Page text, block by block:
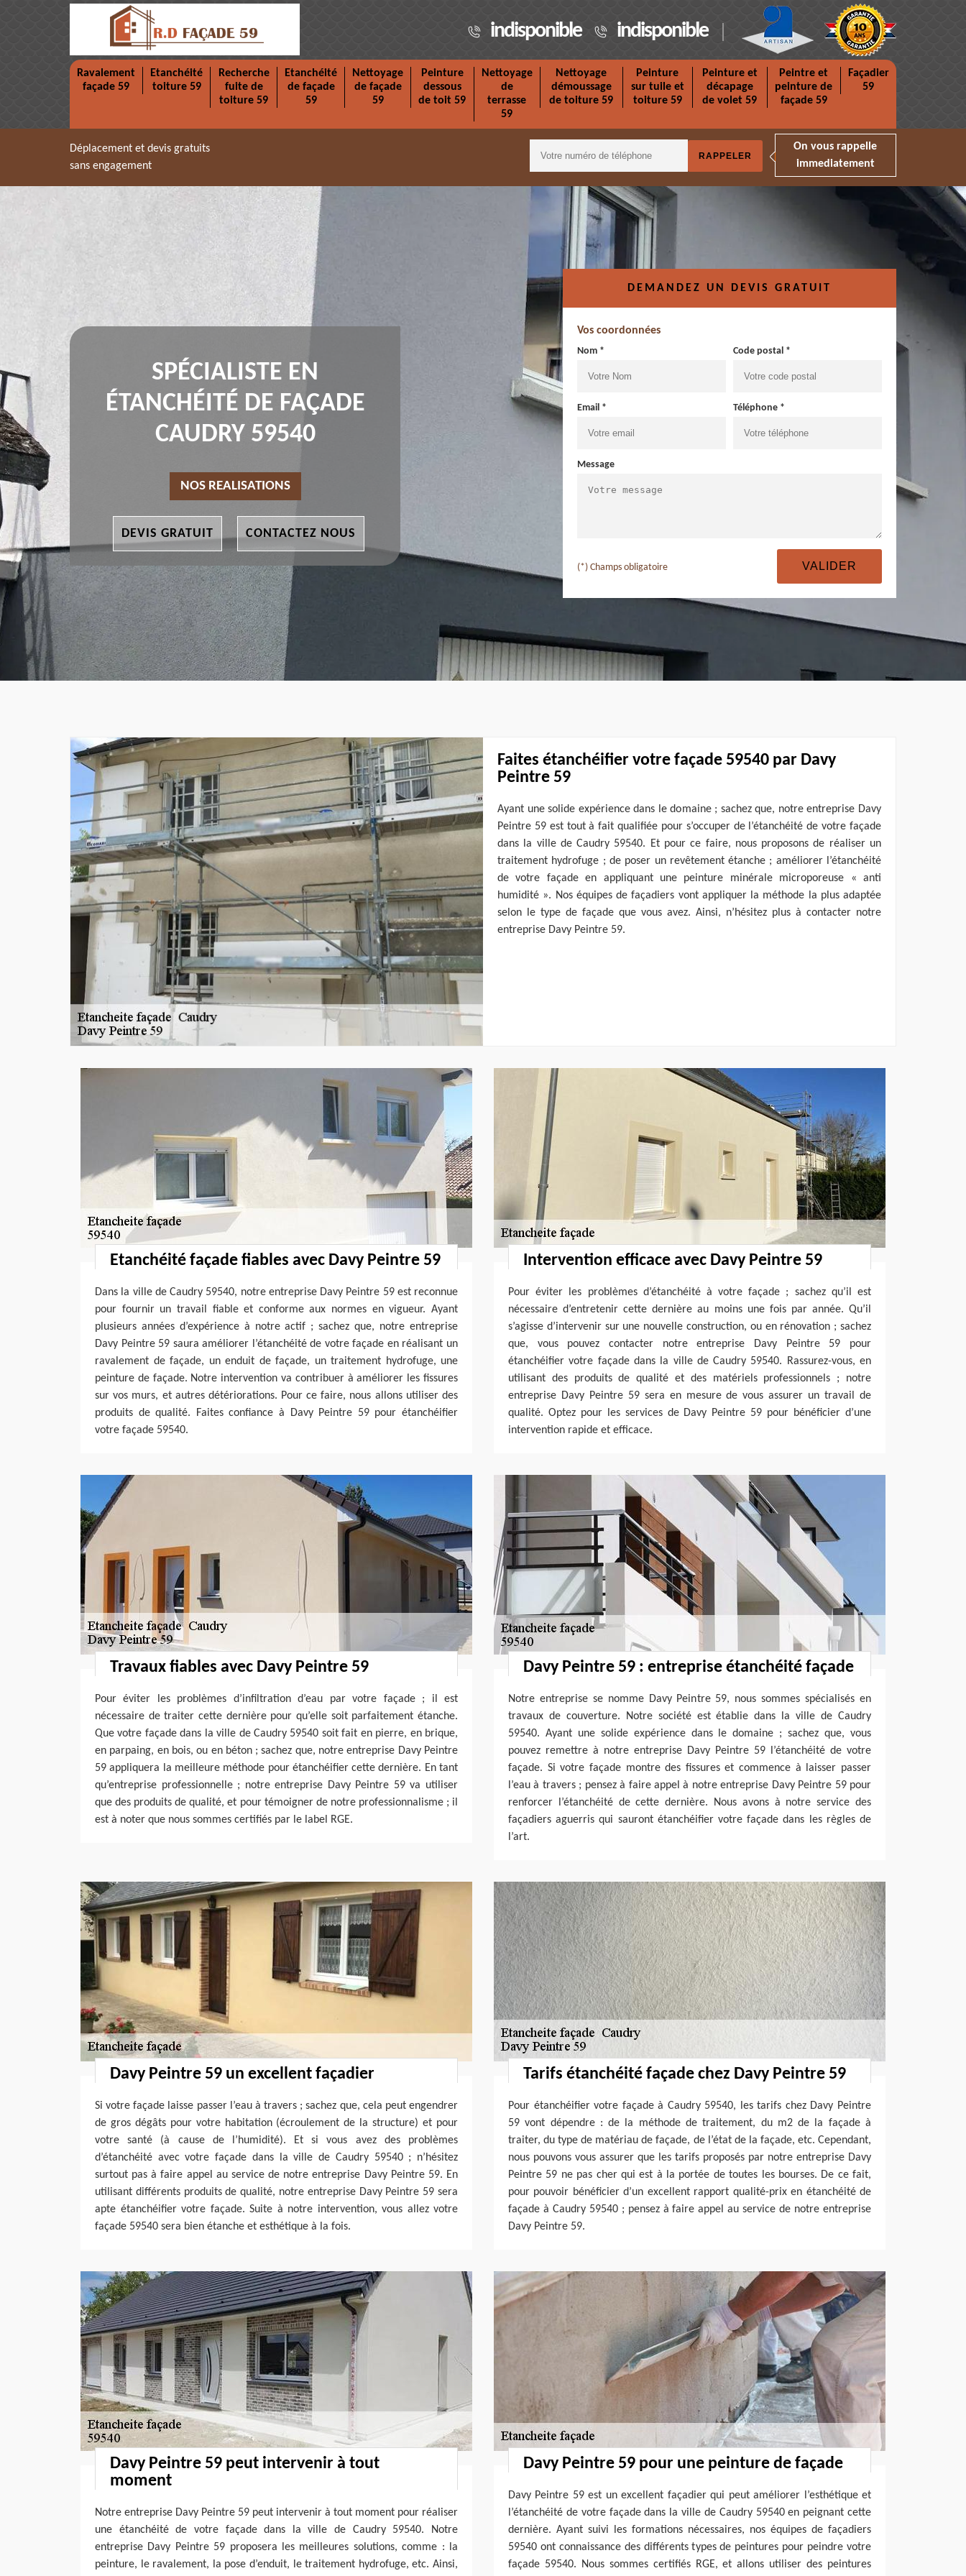
indisponible indisponible
Ravalement
façade 59
Etanchéité
toiture 59
Recherche
fuite de
toiture 59
Etanchéité
de façade
59
Nettoyage
de façade
59
Peinture
dessous
de toit 59
Nettoyage
de
terrasse
59
Nettoyage
démoussage
de toiture 59
Peinture
sur tuile et
toiture 59
Peinture et
décapage
de volet 59
Peintre et
peinture de
façade 59
Façadier
59
Déplacement et devis gratuits
sans engagement
On vous rappelle
immediatement
SPÉCIALISTE EN
ÉTANCHÉITÉ DE FAÇADE
CAUDRY 59540
NOS REALISATIONS
DEVIS GRATUIT CONTACTEZ NOUS
DEMANDEZ UN DEVIS GRATUIT
Vos coordonnées
Nom * Code postal *
Email * Téléphone *
Message
(*) Champs obligatoire
Faites étanchéifier votre façade 59540 par Davy
Peintre 59
Ayant une solide expérience dans le domaine ; sachez que, notre entreprise Davy
Peintre 59 est tout à fait qualifiée pour s’occuper de l’étanchéité de votre façade
dans la ville de Caudry 59540. Et pour ce faire, nous proposons de réaliser un
traitement hydrofuge ; de poser un revêtement étanche ; améliorer l’étanchéité
de votre façade en appliquant une peinture minérale microporeuse « anti
humidité ». Nos équipes de façadiers vont appliquer la méthode la plus adaptée
selon le type de façade que vous avez. Ainsi, n’hésitez plus à contacter notre
entreprise Davy Peintre 59.
Etanchéité façade fiables avec Davy Peintre 59
Dans la ville de Caudry 59540, notre entreprise Davy Peintre 59 est reconnue
pour fournir un travail fiable et conforme aux normes en vigueur. Ayant
plusieurs années d’expérience à notre actif ; sachez que, notre entreprise
Davy Peintre 59 saura améliorer l’étanchéité de votre façade en réalisant un
ravalement de façade, un enduit de façade, un traitement hydrofuge, une
peinture de façade. Notre intervention va contribuer à améliorer les fissures
sur vos murs, et autres détériorations. Pour ce faire, nous allons utiliser des
produits de qualité. Faites confiance à Davy Peintre 59 pour étanchéifier
votre façade 59540.
Intervention efficace avec Davy Peintre 59
Pour éviter les problèmes d’étanchéité à votre façade ; sachez qu’il est
nécessaire d’entretenir cette dernière au moins une fois par année. Qu’il
s’agisse d’intervenir sur une nouvelle construction, ou en rénovation ; sachez
que, vous pouvez contacter notre entreprise Davy Peintre 59 pour
étanchéifier votre façade dans la ville de Caudry 59540. Rassurez-vous, en
utilisant des produits de qualité et des matériels professionnels ; notre
entreprise Davy Peintre 59 sera en mesure de vous assurer un travail de
qualité. Optez pour les services de Davy Peintre 59 pour bénéficier d’une
intervention rapide et efficace.
Travaux fiables avec Davy Peintre 59
Pour éviter les problèmes d’infiltration d’eau par votre façade ; il est
nécessaire de traiter cette dernière pour qu’elle soit parfaitement étanche.
Que votre façade dans la ville de Caudry 59540 soit fait en pierre, en brique,
en parpaing, en bois, ou en béton ; sachez que, notre entreprise Davy Peintre
59 appliquera la meilleure méthode pour étanchéifier cette dernière. En tant
qu’entreprise professionnelle ; notre entreprise Davy Peintre 59 va utiliser
que des produits de qualité, et pour témoigner de notre professionnalisme ; il
est à noter que nous sommes certifiés par le label RGE.
Davy Peintre 59 : entreprise étanchéité façade
Notre entreprise se nomme Davy Peintre 59, nous sommes spécialisés en
travaux de couverture. Notre société est établie dans la ville de Caudry
59540. Ayant une solide expérience dans le domaine ; sachez que, vous
pouvez remettre à notre entreprise Davy Peintre 59 l’étanchéité de votre
façade. Si votre façade montre des fissures et commence à laisser passer
l’eau à travers ; pensez à faire appel à notre entreprise Davy Peintre 59 pour
renforcer l’étanchéité de cette dernière. Nous avons à notre service des
façadiers aguerris qui sauront étanchéifier votre façade dans les règles de
l’art.
Davy Peintre 59 un excellent façadier
Si votre façade laisse passer l’eau à travers ; sachez que, cela peut engendrer
de gros dégâts pour votre habitation (écroulement de la structure) et pour
votre santé (à cause de l’humidité). Et si vous avez des problèmes
d’étanchéité avec votre façade dans la ville de Caudry 59540 ; n’hésitez
surtout pas à faire appel au service de notre entreprise Davy Peintre 59. En
utilisant différents produits de qualité, notre entreprise Davy Peintre 59 sera
apte étanchéifier votre façade. Suite à notre intervention, vous allez votre
façade 59540 sera bien étanche et esthétique à la fois.
Tarifs étanchéité façade chez Davy Peintre 59
Pour étanchéifier votre façade à Caudry 59540, les tarifs chez Davy Peintre
59 vont dépendre : de la méthode de traitement, du m2 de la façade à
traiter, du type de matériau de façade, de l’état de la façade, etc. Cependant,
nous pouvons vous assurer que les tarifs proposés par notre entreprise Davy
Peintre 59 ne pas cher qui est à la portée de toutes les bourses. De ce fait,
pour pouvoir bénéficier d’un excellent rapport qualité-prix en étanchéité de
façade à Caudry 59540 ; pensez à faire appel au service de notre entreprise
Davy Peintre 59.
Davy Peintre 59 peut intervenir à tout
moment
Notre entreprise Davy Peintre 59 peut intervenir à tout moment pour réaliser
une étanchéité de votre façade dans la ville de Caudry 59540. Notre
entreprise Davy Peintre 59 proposera les meilleures solutions, comme : la
peinture, le ravalement, la pose d’enduit, le traitement hydrofuge, etc. Ainsi,
Davy Peintre 59 pour une peinture de façade
Davy Peintre 59 est un excellent façadier qui peut améliorer l’esthétique et
l’étanchéité de votre façade dans la ville de Caudry 59540 en peignant cette
dernière. Ayant suivi les formations nécessaires, nos équipes de façadiers
59540 ont connaissance des différents types de peintures pour peindre votre
façade 59540. Nous sommes certifiés RGE, et allons utiliser des peintures